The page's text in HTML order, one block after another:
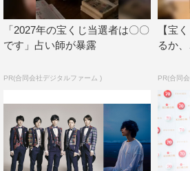
ジックビデオに出てくれている人た
ームとしてやれてる感じがありまし
「2027年の宝くじ当選者は〇〇
です」占い師が暴露
PR(合同会社デジタルファーム )
【宝
るか
PR(合同